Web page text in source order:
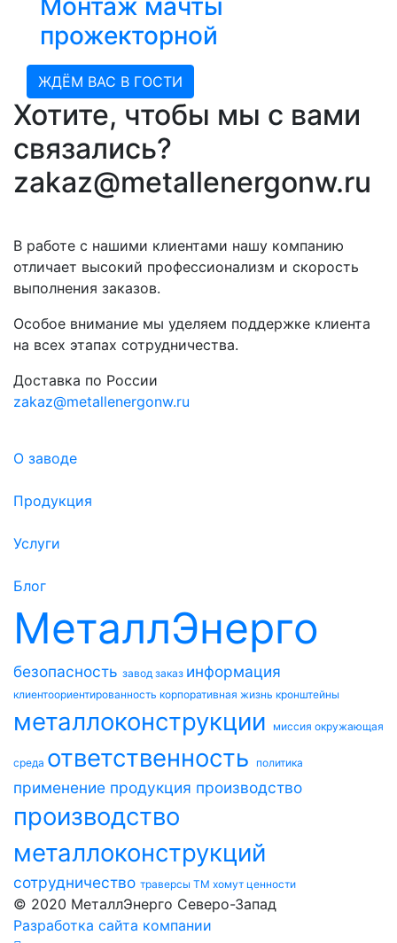
Монтаж мачты
прожекторной
ЖДЁМ ВАС В ГОСТИ
Хотите, чтобы мы с вами
связались?
zakaz@metallenergonw.ru
В работе с нашими клиентами нашу компанию
отличает высокий профессионализм и скорость
выполнения заказов.
Особое внимание мы уделяем поддержке клиента
на всех этапах сотрудничества.
Доставка по России
zakaz@metallenergonw.ru
О заводе
Продукция
Услуги
Блог
МеталлЭнерго
безопасность завод заказ информация
клиентоориентированность корпоративная жизнь кронштейны
металлоконструкции миссия окружающая
среда ответственность политика
применение продукция производство
производство
металлоконструкций
сотрудничество траверсы ТМ хомут ценности
© 2020 МеталлЭнерго Северо-Запад
Разработка сайта компании